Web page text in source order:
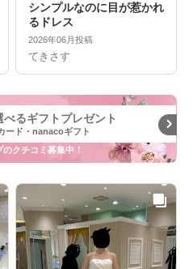
シンプルなのに目が惹かれ
るドレス
2026年06月投稿
てきさす
べるギフトプレゼント
ード・nanacoギフト
クチコミ募集中！